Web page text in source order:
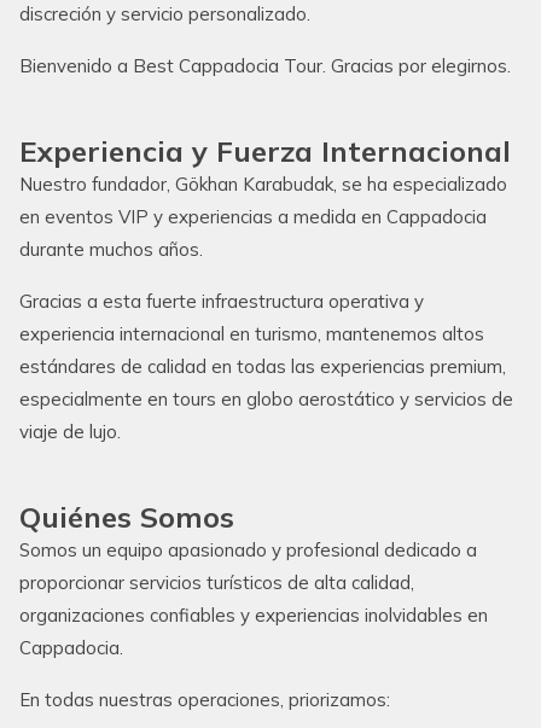
discreción y servicio personalizado.
Bienvenido a Best Cappadocia Tour. Gracias por elegirnos.
Experiencia y Fuerza Internacional
Nuestro fundador, Gökhan Karabudak, se ha especializado
en eventos VIP y experiencias a medida en Cappadocia
durante muchos años.
Gracias a esta fuerte infraestructura operativa y
experiencia internacional en turismo, mantenemos altos
estándares de calidad en todas las experiencias premium,
especialmente en tours en globo aerostático y servicios de
viaje de lujo.
Quiénes Somos
Somos un equipo apasionado y profesional dedicado a
proporcionar servicios turísticos de alta calidad,
organizaciones confiables y experiencias inolvidables en
Cappadocia.
En todas nuestras operaciones, priorizamos: